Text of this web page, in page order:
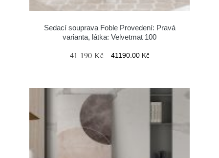
Sedací souprava Foble Provedení: Pravá
varianta, látka: Velvetmat 100
41 190 Kč 41190.00 Kč